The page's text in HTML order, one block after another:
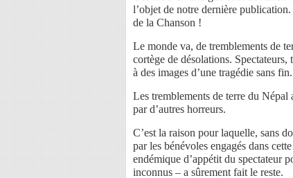
l’objet de notre dernière
de la Chanson !
Le monde va, de tremblements de
cortège de désolations.
à des images d’une tragédie sans fin.
Les tremblements de terre du Népal
par d’autres horreurs.
C’est la raison pour laquelle, sans
par les bénévoles engagés dans
endémique d’appétit du spectateur
inconnus – a sûrement fait le reste.